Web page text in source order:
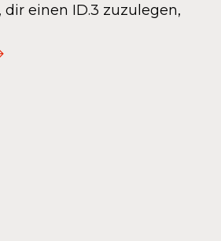
dir einen ID.3 zuzulegen,